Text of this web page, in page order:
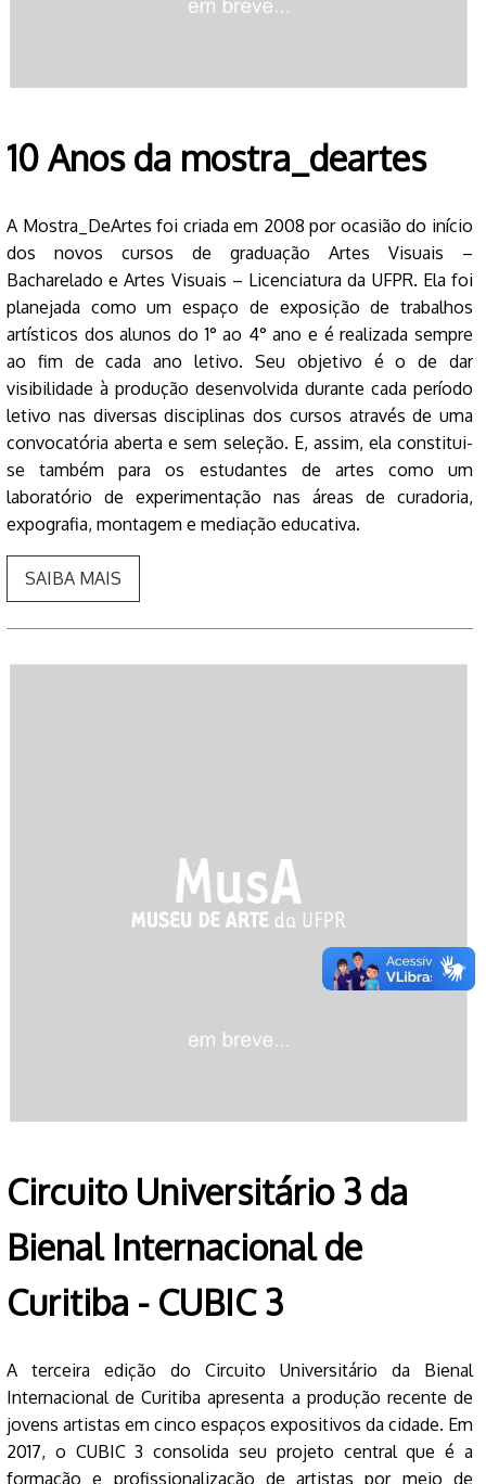
10 Anos da mostra_deartes
A Mostra_DeArtes foi criada em 2008 por ocasião do início
dos novos cursos de graduação Artes Visuais –
Bacharelado e Artes Visuais – Licenciatura da UFPR. Ela foi
planejada como um espaço de exposição de trabalhos
artísticos dos alunos do 1° ao 4° ano e é realizada sempre
ao fim de cada ano letivo. Seu objetivo é o de dar
visibilidade à produção desenvolvida durante cada período
letivo nas diversas disciplinas dos cursos através de uma
convocatória aberta e sem seleção. E, assim, ela constitui-
se também para os estudantes de artes como um
laboratório de experimentação nas áreas de curadoria,
expografia, montagem e mediação educativa.
SAIBA MAIS
Circuito Universitário 3 da
Bienal Internacional de
Curitiba - CUBIC 3
A terceira edição do Circuito Universitário da Bienal
Internacional de Curitiba apresenta a produção recente de
jovens artistas em cinco espaços expositivos da cidade. Em
2017, o CUBIC 3 consolida seu projeto central que é a
formação e profissionalização de artistas por meio de